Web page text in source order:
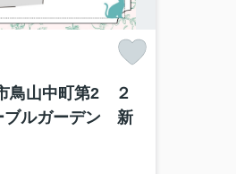
鳥山中町第2 ２
ルガーデン 新